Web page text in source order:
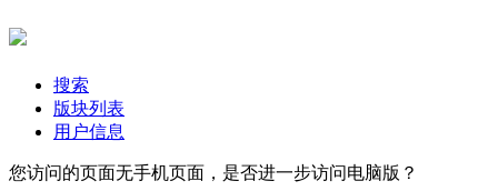
搜索
版块列表
用户信息
您访问的页面无手机页面，是否进一步访问电脑版？